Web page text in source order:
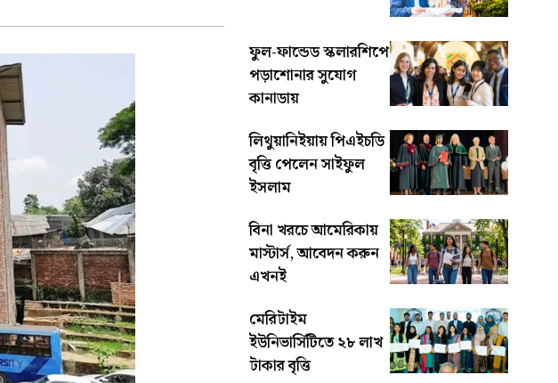
ফুল-ফান্ডেড স্কলারশিপে
পড়াশোনার সুযোগ
কানাডায়
লিথুয়ানিইয়ায় পিএইচডি
বৃত্তি পেলেন সাইফুল
ইসলাম
বিনা খরচে আমেরিকায়
মাস্টার্স, আবেদন করুন
এখনই
মেরিটাইম
ইউনিভার্সিটিতে ২৮ লাখ
টাকার বৃত্তি